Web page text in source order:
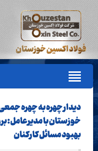
دیدار چهره به چهره
خوزستان با مدیرعامل :
بهبود مسائل کارکنان